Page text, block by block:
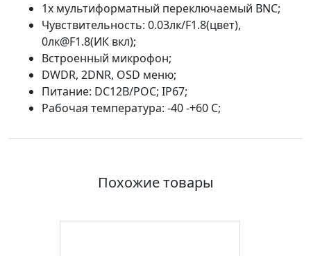
1x мультиформатный переключаемый BNC;
Чувствительность: 0.03лк/F1.8(цвет),
0лк@F1.8(ИК вкл);
Встроенный микрофон;
DWDR, 2DNR, OSD меню;
Питание: DC12В/POC; IP67;
Рабочая температура: -40 -+60 С;
Похожие товары